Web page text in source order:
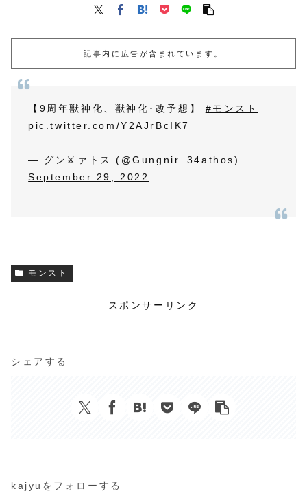
記事内に広告が含まれています。
【9周年獣神化、獣神化･改予想】 #モンスト
pic.twitter.com/Y2AJrBcIK7
— グン⚔️ァトス (@Gungnir_34athos)
September 29, 2022
モンスト
スポンサーリンク
シェアする
kajyuをフォローする